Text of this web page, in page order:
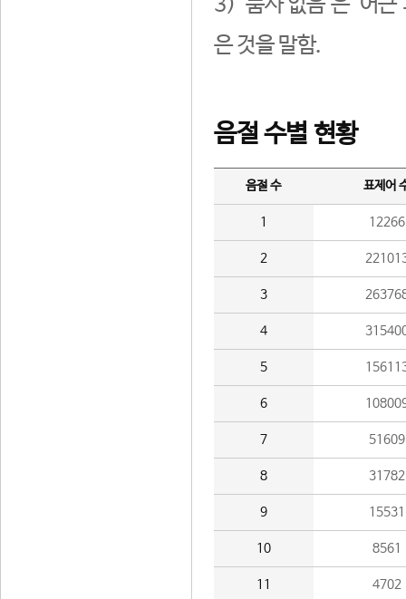
3) ‘품사 없음’은 ‘어
은 것을 말함.
음절 수별 현황
음절 수 표제어
1 12266
2
3
4
5
6
7 51609
8 31782
9 15531
10 8561
11 4702